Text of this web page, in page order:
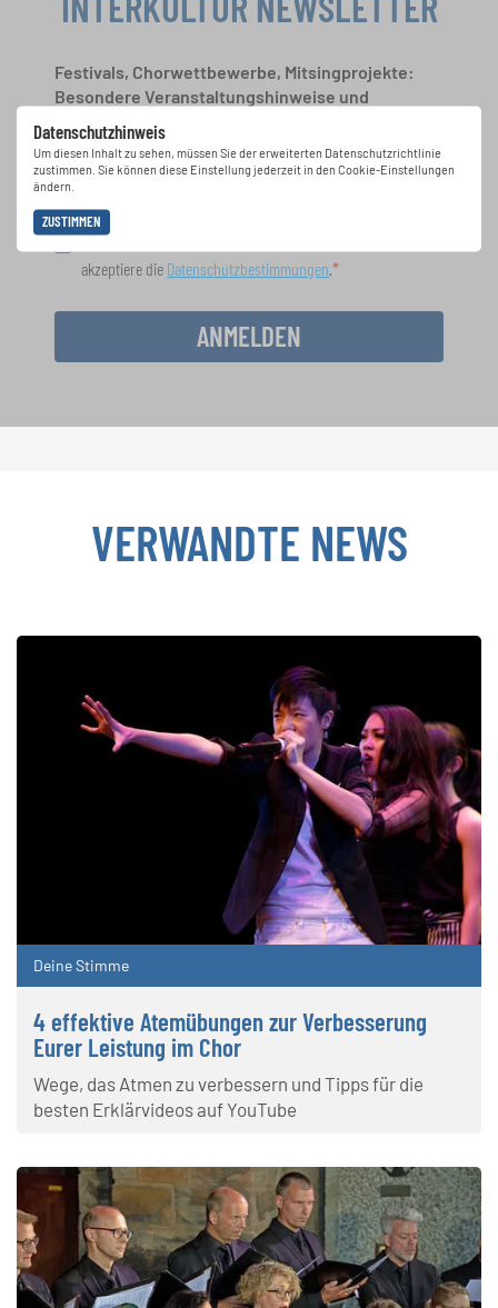
Datenschutzhinweis
Um diesen Inhalt zu sehen, müssen Sie der erweiterten Datenschutzrichtlinie
zustimmen. Sie können diese Einstellung jederzeit in den Cookie-Einstellungen
ändern.
ZUSTIMMEN
Festivals, Chorwettbewerbe, Mitsingprojekte:
Besondere Veranstaltungshinweise und
kostenlosen INTERKULTUR-Newsletter.
akzeptiere die Datenschutzbestimmungen .
ANMELDEN
VERWANDTE NEWS
Deine Stimme
4 effektive Atemübungen zur Verbesserung
Eurer Leistung im Chor
Wege, das Atmen zu verbessern und Tipps für die
besten Erklärvideos auf YouTube